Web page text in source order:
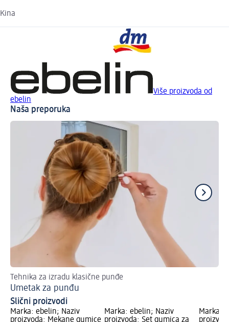
Kina
Više proizvoda od
ebelin
Naša preporuka
Tehnika za izradu klasične punđe
Umetak za punđu
Slični proizvodi
Marka: ebelin; Naziv
proizvoda: Mekane gumice
Marka: ebelin; Naziv
proizvoda: Set gumica za
Marka: